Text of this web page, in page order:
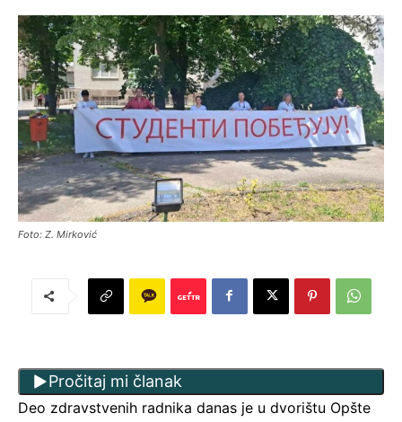
Foto: Z. Mirković
Pročitaj mi članak
Deo zdravstvenih radnika danas je u dvorištu Opšte